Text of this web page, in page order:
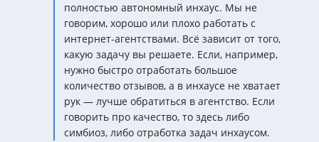
полностью автономный инхаус. Мы не
говорим, хорошо или плохо работать с
интернет-агентствами. Всё зависит от того,
какую задачу вы решаете. Если, например,
нужно быстро отработать большое
количество отзывов, а в инхаусе не хватает
рук — лучше обратиться в агентство. Если
говорить про качество, то здесь либо
симбиоз, либо отработка задач инхаусом.